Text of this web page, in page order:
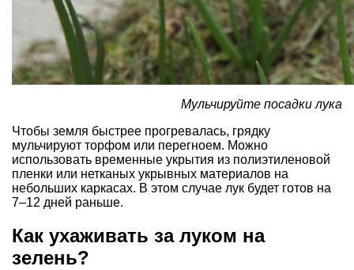
Мульчируйте посадки лука
Чтобы земля быстрее прогревалась, грядку
мульчируют торфом или перегноем. Можно
использовать временные укрытия из полиэтиленовой
пленки или нетканых укрывных материалов на
небольших каркасах. В этом случае лук будет готов на
7–12 дней раньше.
Как ухаживать за луком на
зелень?